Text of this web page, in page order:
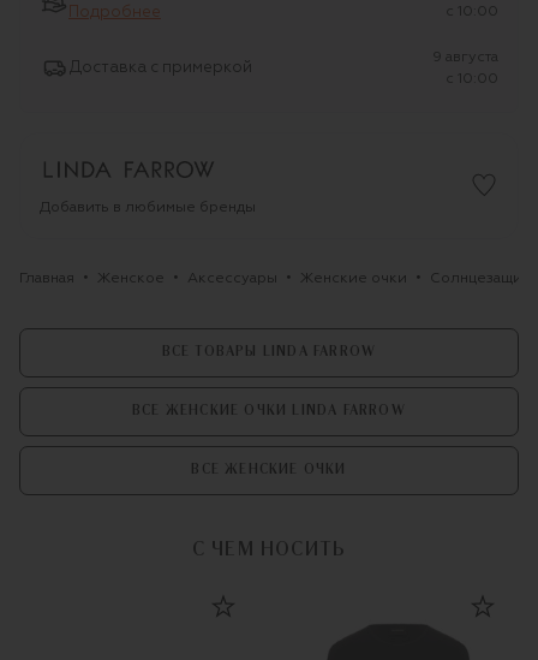
Подробнее
c 10:00
Доставка с примеркой
9 августа
c 10:00
Добавить в любимые бренды
Главная Женское Аксессуары Женские очки
ВСЕ ТОВАРЫ LINDA FARROW
ВСЕ ЖЕНСКИЕ ОЧКИ LINDA FARROW
ВСЕ ЖЕНСКИЕ ОЧКИ
С ЧЕМ НОСИТЬ